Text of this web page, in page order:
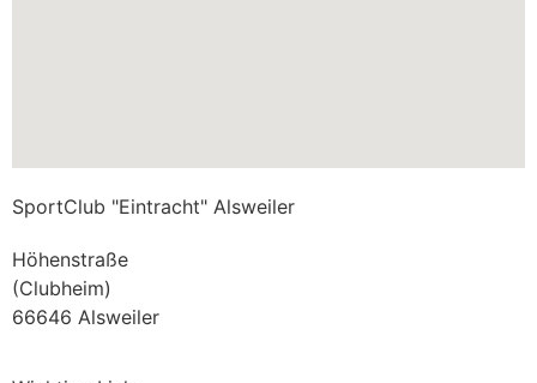
SportClub "Eintracht" Alsweiler
Höhenstraße
(Clubheim)
66646 Alsweiler